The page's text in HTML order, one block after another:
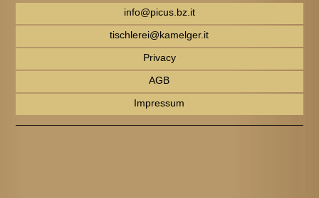
info@picus.bz.it
tischlerei@kamelger.it
Privacy
AGB
Impressum